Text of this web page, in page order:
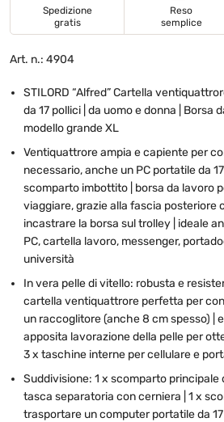
Spedizione
gratis
Reso
semplice
Art. n.: 4904
STILORD “Alfred” Cartella
da 17 pollici | da uomo e donna | Borsa
modello grande XL
Ventiquattrore ampia e capiente per
necessario, anche un PC portatile da
scomparto imbottito | borsa da lavoro
viaggiare, grazie alla fascia posteriore
incastrare la borsa sul trolley | ideale
PC, cartella lavoro, messenger,
università
In vera pelle di vitello: robusta e
cartella ventiquattrore perfetta per
un raccoglitore (anche 8 cm spesso) |
apposita lavorazione della pelle per
3 x taschine interne per cellulare e
Suddivisione: 1 x scomparto principale
tasca separatoria con cerniera | 1 x
trasportare un computer portatile da 17